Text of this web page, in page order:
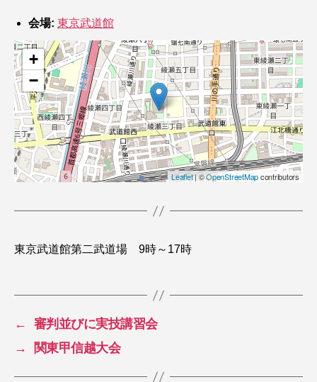
会場: 東京武道館
+
−
Leaflet| ©OpenStreetMapcontributors
東京武道館第二武道場 9時～17時
←
審判並びに実技講習会
→
関東甲信越大会